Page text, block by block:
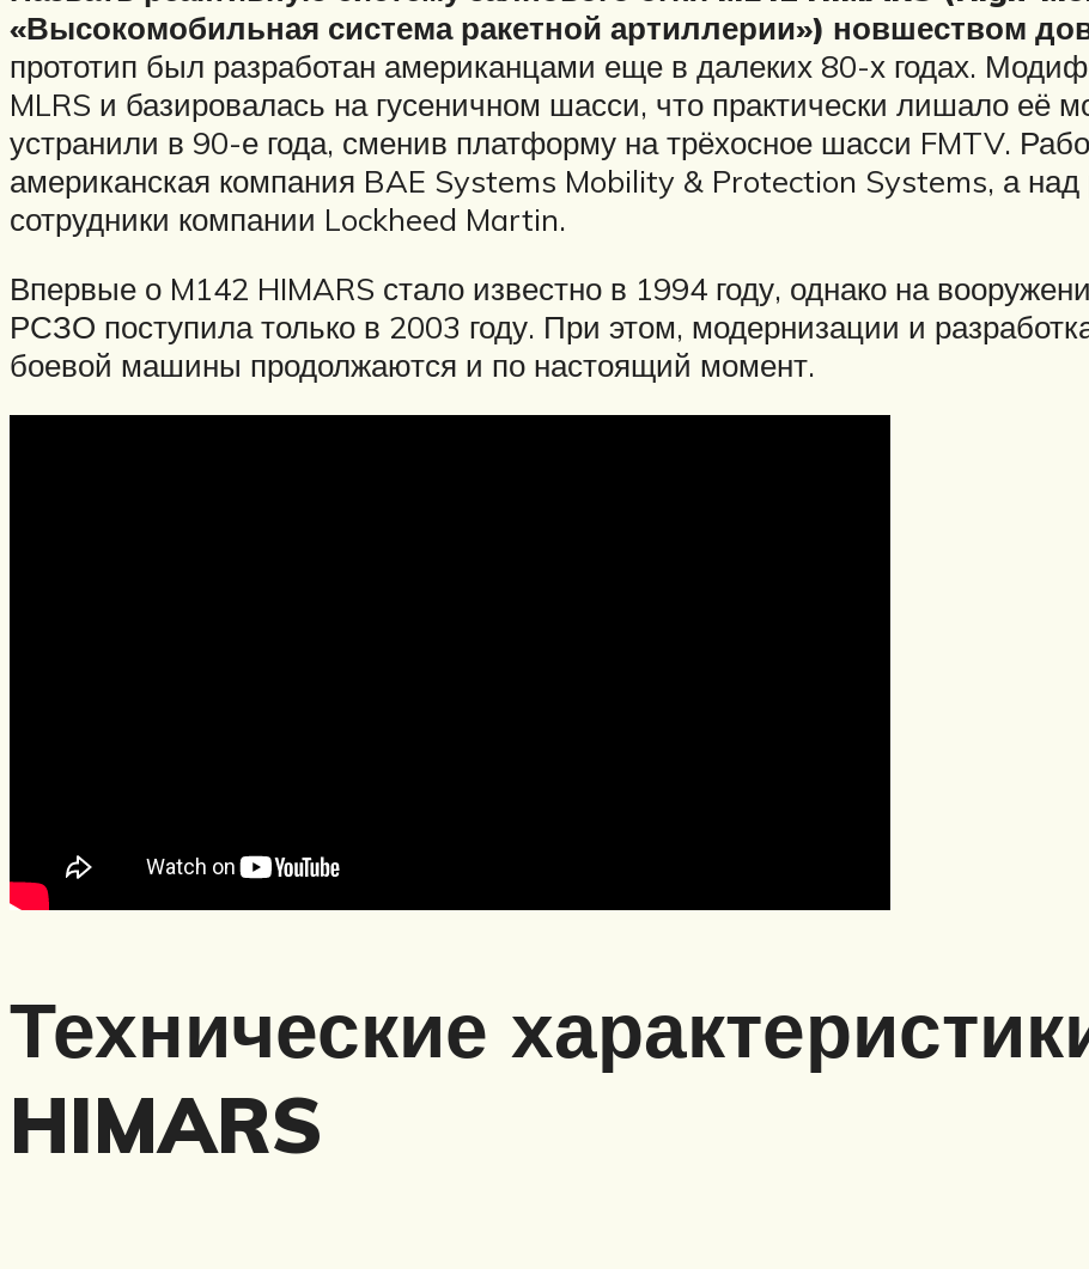
«Высокомобильная система ракетной артиллерии») новшеством
прототип был разработан американцами еще в далеких 80-х годах.
MLRS и базировалась на гусеничном шасси, что практически лишало её
устранили в 90-е года, сменив платформу на трёхосное шасси FMTV.
американская компания BAE Systems Mobility & Protection Systems, а над
сотрудники компании Lockheed Martin.
Впервые о M142 HIMARS стало известно в 1994 году, однако на
РСЗО поступила только в 2003 году. При этом, модернизации и
боевой машины продолжаются и по настоящий момент.
Технические
HIMARS